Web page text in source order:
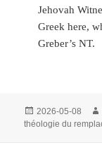
Jehovah
Greek here,
Greber’s NT.
Publié
le
2026-05-08
théologie du